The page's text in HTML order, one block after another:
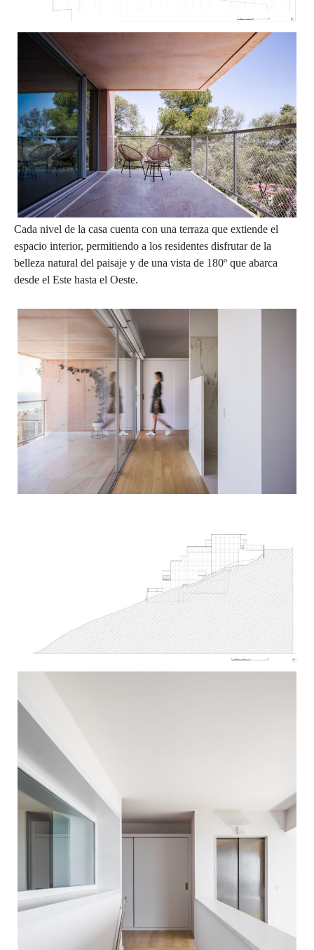
Cada nivel de la casa cuenta con una terraza que extiende el
espacio interior, permitiendo a los residentes disfrutar de la
belleza natural del paisaje y de una vista de 180º que abarca
desde el Este hasta el Oeste.